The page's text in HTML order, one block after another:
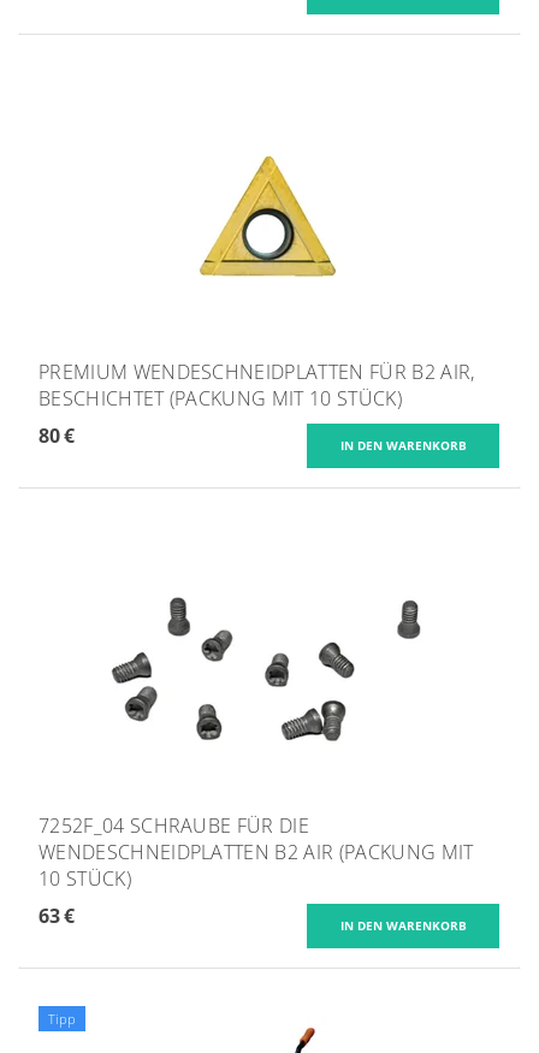
PREMIUM WENDESCHNEIDPLATTEN FÜR B2 AIR,
BESCHICHTET (PACKUNG MIT 10 STÜCK)
80 €
7252F_04 SCHRAUBE FÜR DIE
WENDESCHNEIDPLATTEN B2 AIR (PACKUNG MIT
10 STÜCK)
63 €
Tipp